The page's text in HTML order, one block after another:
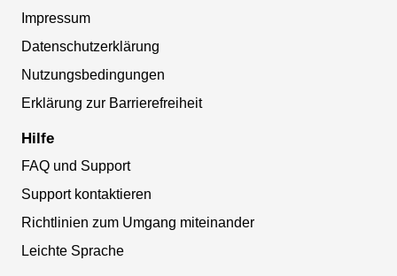
Impressum
Datenschutzerklärung
Nutzungsbedingungen
Erklärung zur Barrierefreiheit
Hilfe
FAQ und Support
Support kontaktieren
Richtlinien zum Umgang miteinander
Leichte Sprache